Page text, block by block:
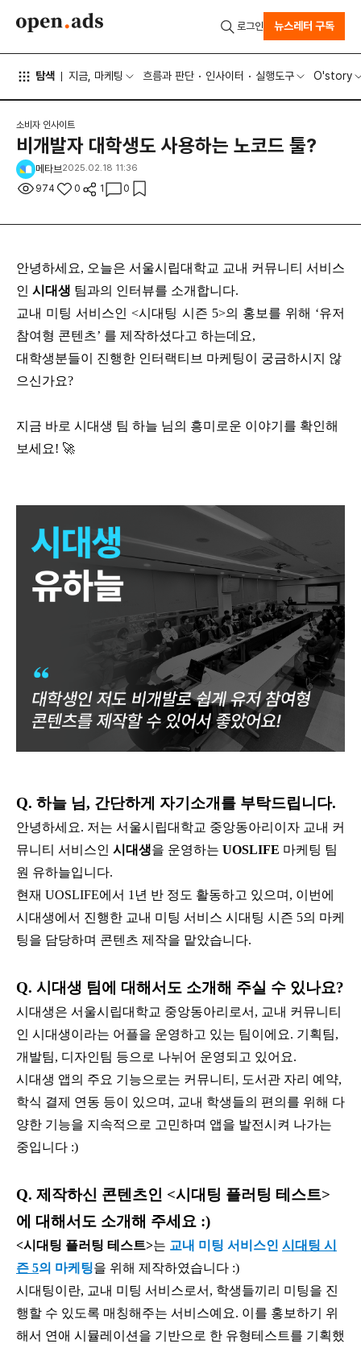
탐색 지금, 마케팅 흐름과 판단 인사이터 실행도구 O'story
로그인 뉴스레터 구독
소비자 인사이트
비개발자 대학생도 사용하는 노코드 툴?
메타브2025.02.18 11:36
974 0 1 0
안녕하세요, 오늘은 서울시립대학교 교내 커뮤니티 서비스
인 시대생 팀과의 인터뷰를 소개합니다.
교내 미팅 서비스인 <시대팅 시즌 5>의 홍보를 위해 ‘유저
참여형 콘텐츠’ 를 제작하셨다고 하는데요,
대학생분들이 진행한 인터랙티브 마케팅이 궁금하시지 않
으신가요?
지금 바로 시대생 팀 하늘 님의 흥미로운 이야기를 확인해
보세요! 🚀
Q. 하늘 님, 간단하게 자기소개를 부탁드립니다.
안녕하세요. 저는 서울시립대학교 중앙동아리이자 교내 커
뮤니티 서비스인 시대생을 운영하는 UOSLIFE 마케팅 팀
원 유하늘입니다.
현재 UOSLIFE에서 1년 반 정도 활동하고 있으며, 이번에
시대생에서 진행한 교내 미팅 서비스 시대팅 시즌 5의 마케
팅을 담당하며 콘텐츠 제작을 맡았습니다.
Q. 시대생 팀에 대해서도 소개해 주실 수 있나요?
시대생은 서울시립대학교 중앙동아리로서, 교내 커뮤니티
인 시대생이라는 어플을 운영하고 있는 팀이에요. 기획팀,
개발팀, 디자인팀 등으로 나뉘어 운영되고 있어요.
시대생 앱의 주요 기능으로는 커뮤니티, 도서관 자리 예약,
학식 결제 연동 등이 있으며, 교내 학생들의 편의를 위해 다
양한 기능을 지속적으로 고민하며 앱을 발전시켜 나가는
중입니다 :)
Q. 제작하신 콘텐츠인 <시대팅 플러팅 테스트>
에 대해서도 소개해 주세요 :)
<시대팅 플러팅 테스트>는 교내 미팅 서비스인 시대팅 시
즌 5의 마케팅을 위해 제작하였습니다 :)
시대팅이란, 교내 미팅 서비스로서, 학생들끼리 미팅을 진
행할 수 있도록 매칭해주는 서비스예요. 이를 홍보하기 위
해서 연애 시뮬레이션을 기반으로 한 유형테스트를 기획했